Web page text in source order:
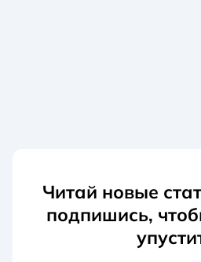
Читай новые
подпишись,